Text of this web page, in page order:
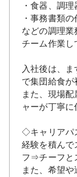
・食器、調
・事務書類の
などの調理業
チーム作業し
入社後は、
で集団給食が
また、現場
ャーが丁寧に
◇キャリアパ
経験を積んで
フ⇒チーフと
また、希望